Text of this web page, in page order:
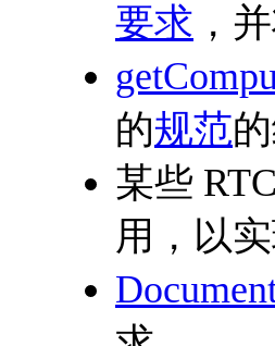
要求 ，
的规范
某些
用，以